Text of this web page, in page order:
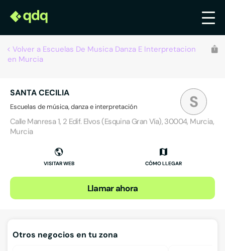
Volver a Escuelas De Musica Danza E Interpretacion
en Murcia
S
SANTA CECILIA
Escuelas de música, danza e interpretación
Calle Manresa 1, 2 Edif. Elvos (Esquina Gran Vía), 30004, Murcia,
Murcia
VISITAR WEB CÓMO LLEGAR
Llamar ahora
Otros negocios en tu zona